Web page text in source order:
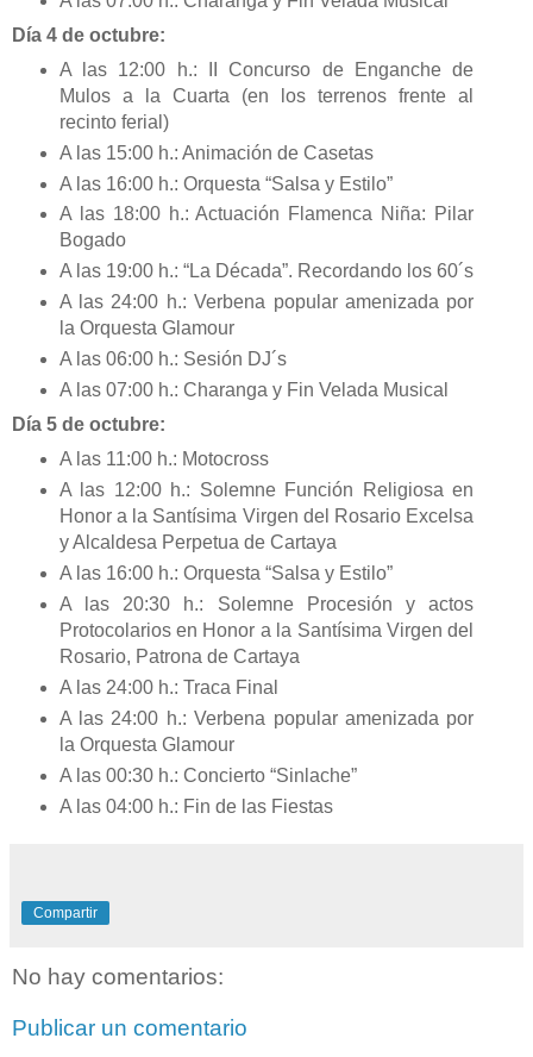
Día 4 de octubre:
A las 12:00 h.: II Concurso de Enganche de
Mulos a la Cuarta (en los terrenos frente al
recinto ferial)
A las 15:00 h.: Animación de Casetas
A las 16:00 h.: Orquesta “Salsa y Estilo”
A las 18:00 h.: Actuación Flamenca Niña: Pilar
Bogado
A las 19:00 h.: “La Década”. Recordando los 60´s
A las 24:00 h.: Verbena popular amenizada por
la Orquesta Glamour
A las 06:00 h.: Sesión DJ´s
A las 07:00 h.: Charanga y Fin Velada Musical
Día 5 de octubre:
A las 11:00 h.: Motocross
A las 12:00 h.: Solemne Función Religiosa en
Honor a la Santísima Virgen del Rosario Excelsa
y Alcaldesa Perpetua de Cartaya
A las 16:00 h.: Orquesta “Salsa y Estilo”
A las 20:30 h.: Solemne Procesión y actos
Protocolarios en Honor a la Santísima Virgen del
Rosario, Patrona de Cartaya
A las 24:00 h.: Traca Final
A las 24:00 h.: Verbena popular amenizada por
la Orquesta Glamour
A las 00:30 h.: Concierto “Sinlache”
A las 04:00 h.: Fin de las Fiestas
Compartir
No hay comentarios:
Publicar un comentario